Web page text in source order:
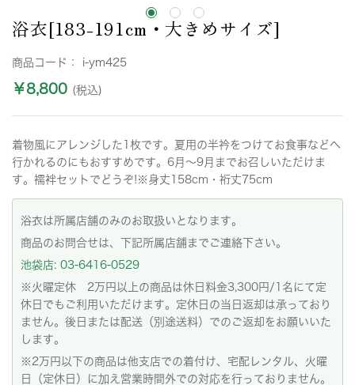
浴衣[183-191cm・大きめサイズ]
商品コード： i-ym425
￥8,800 (税込)
着物風にアレンジした1枚です。夏用の半衿をつけてお食事などへ
行かれるのにもおすすめです。6月～9月までお召しいただけま
す。襦袢セットでどうぞ!※身丈158cm・裄丈75cm
浴衣は所属店舗のみのお取扱いとなります。
商品のお問合せは、下記所属店舗までご連絡下さい。
池袋店: 03-6416-0529
※火曜定休 2万円以上の商品は休日料金3,300円/1名にて定
休日でもご利用いただけます。定休日の当日返却は承っており
ません。後日または配送（別途送料）でのご返却をお願いいた
します。
※2万円以下の商品は他支店での着付け、宅配レンタル、火曜
日（定休日）に加え営業時間外での対応を行っておりません。